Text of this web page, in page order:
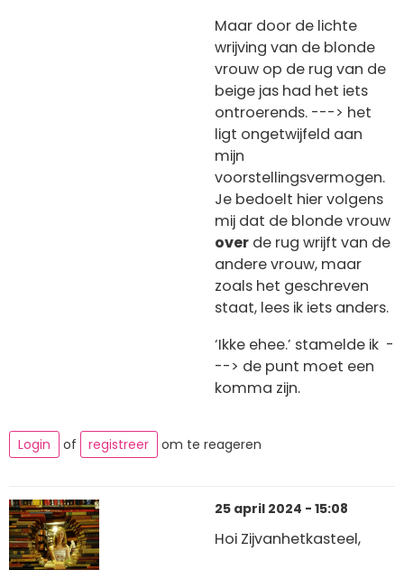
Maar door de lichte
wrijving van de blonde
vrouw op de rug van de
beige jas had het iets
ontroerends. ---> het
ligt ongetwijfeld aan
mijn
voorstellingsvermogen.
Je bedoelt hier volgens
mij dat de blonde vrouw
over de rug wrijft van de
andere vrouw, maar
zoals het geschreven
staat, lees ik iets anders.
‘Ikke ehee.’ stamelde ik -
--> de punt moet een
komma zijn.
Login of registreer om te reageren
25 april 2024 - 15:08
Hoi Zijvanhetkasteel,